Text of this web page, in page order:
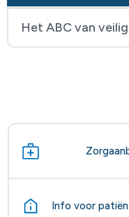
Het ABC van
Info voor